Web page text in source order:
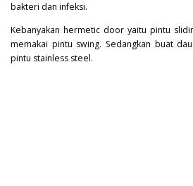
bakteri dan infeksi.
Kebanyakan hermetic door yaitu pintu
memakai pintu swing. Sedangkan buat
pintu stainless steel.